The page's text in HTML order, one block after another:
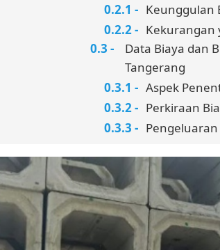
Keunggulan
Kekurangan
Data Biaya dan
Tangerang
Aspek
Perkiraan